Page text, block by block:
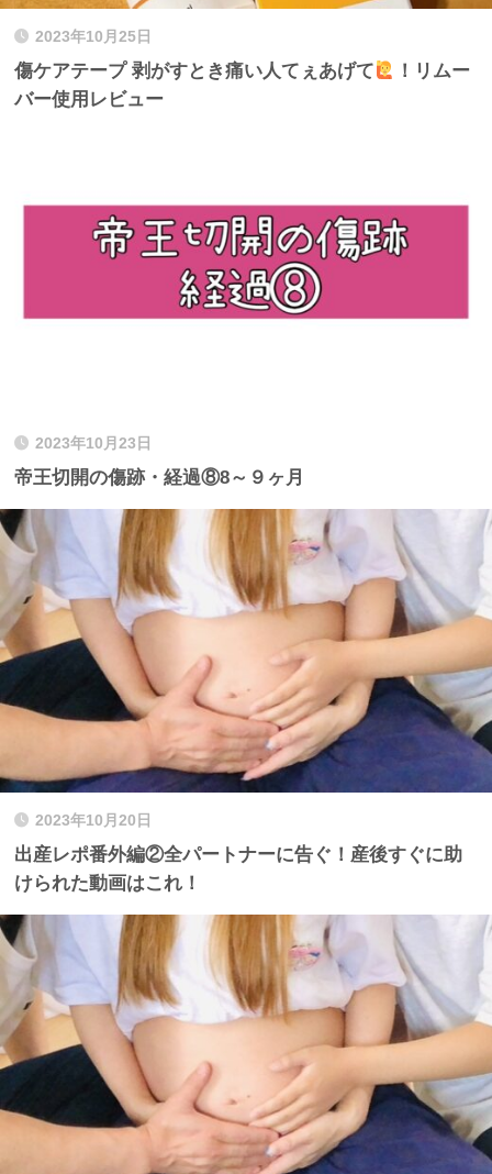
2023年10月25日
傷ケアテープ 剥がすとき痛い人てぇあげて
！リムー
バー使用レビュー
2023年10月23日
帝王切開の傷跡・経過⑧8～９ヶ月
2023年10月20日
出産レポ番外編②全パートナーに告ぐ！産後すぐに助
けられた動画はこれ！